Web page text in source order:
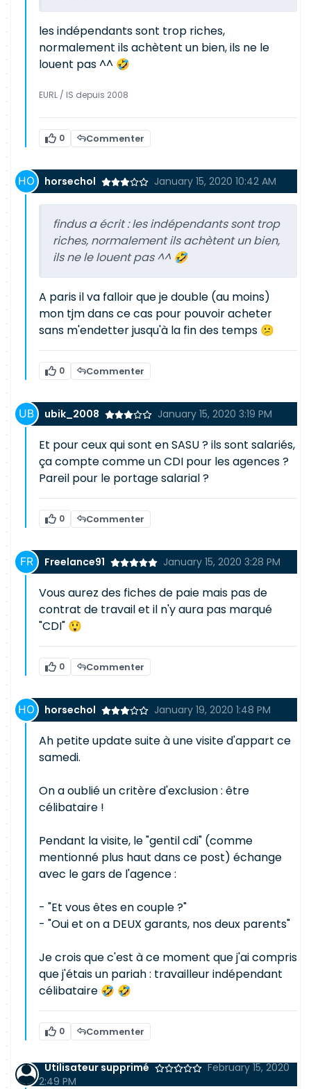
les indépendants sont trop riches,
normalement ils achètent un bien, ils ne le
louent pas ^^ 🤣
EURL / IS depuis 2008
0 Commenter
horsechol January 15, 2020 10:42 AM
findus a écrit :les indépendants sont trop
riches, normalement ils achètent un bien,
ils ne le louent pas ^^ 🤣
A paris il va falloir que je double (au moins)
mon tjm dans ce cas pour pouvoir acheter
sans m'endetter jusqu'à la fin des temps 😕
0 Commenter
ubik_2008 January 15, 2020 3:19 PM
Et pour ceux qui sont en SASU ? ils sont salariés,
ça compte comme un CDI pour les agences ?
Pareil pour le portage salarial ?
0 Commenter
Freelance91 January 15, 2020 3:28 PM
Vous aurez des fiches de paie mais pas de
contrat de travail et il n'y aura pas marqué
"CDI" 😲
0 Commenter
horsechol January 19, 2020 1:48 PM
Ah petite update suite à une visite d'appart ce
samedi.
On a oublié un critère d'exclusion : être
célibataire !
Pendant la visite, le "gentil cdi" (comme
mentionné plus haut dans ce post) échange
avec le gars de l'agence :
- "Et vous êtes en couple ?"
- "Oui et on a DEUX garants, nos deux parents"
Je crois que c'est à ce moment que j'ai compris
que j'étais un pariah : travailleur indépendant
célibataire 🤣 🤣
0 Commenter
Utilisateur supprimé
February 15, 2020
2:49 PM